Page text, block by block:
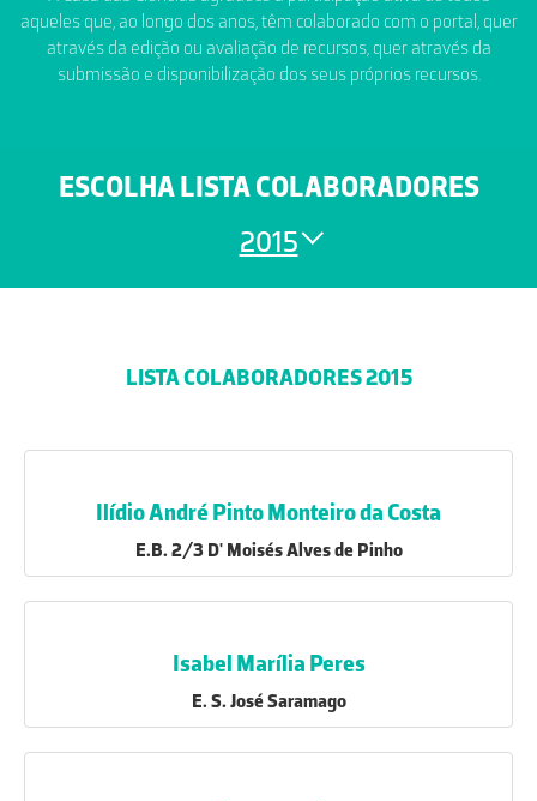
aqueles que, ao longo dos anos, têm colaborado com o portal, quer
através da edição ou avaliação de recursos, quer através da
submissão e disponibilização dos seus próprios recursos.
ESCOLHA LISTA COLABORADORES
2015
LISTA COLABORADORES 2015
Ilídio André Pinto Monteiro da Costa
E.B. 2/3 D' Moisés Alves de Pinho
Isabel Marília Peres
E. S. José Saramago